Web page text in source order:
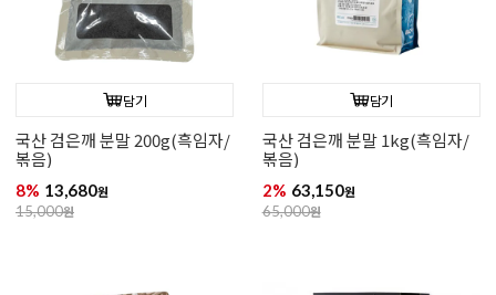
담기
국산 검은깨 분말 200g(흑임자/
볶음)
8% 13,680원
15,000원
담기
국산 검은깨 분말 1kg(흑임자/
볶음)
2% 63,150원
65,000원